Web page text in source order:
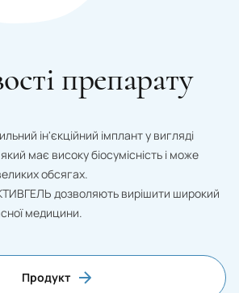
препарату
ін'єкційний імплант у вигляді
має високу біосумісність і може
обсягах.
дозволяють вирішити широкий
медицини.
Продукт